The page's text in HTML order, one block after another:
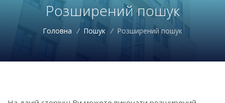
Розширений пошук
Головна / Пошук / Розширений пошук